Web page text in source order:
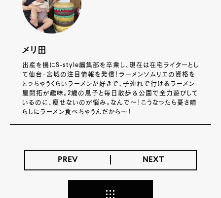
メリ田
出産を機にS-style編集部を卒業し、現在は在宅ライターとし
て仙台・宮城の注目情報を発信！ラーメンソムリエの資格を
とっちゃうくらいラーメンが好きで、子連れで行けるラーメン
屋開拓が趣味。2歳の息子と毎日散歩＆公園で全力遊びして
いるのに、痩せないのが悩み。なんで～！こうなったら憂さ晴
らしにラーメン食べちゃうんだから～！
PREV NEXT